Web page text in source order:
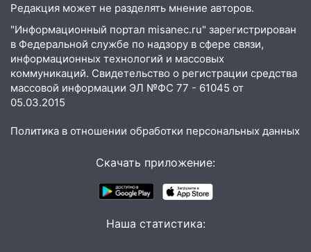
10:30
От мотофристайла до прогулки с
хаски: куда сходить в Ульяновской
области 8–9 августа
10:11 Директора ульяновской
«Нефтяной топливной компании» будут
судить за неуплату 48,4 млн рублей
09:28
Дети на дорогах: пострадали
велосипедисты, мотоциклисты и
пешеходы. Обзор крупных аварий в
Ульяновской области
домов и выстрел за водку
Редакция может не разделять мнение авторов.
"Информационный портал misanec.ru" зарегистрирован
в Федеральной службе по надзору в сфере связи,
информационных технологий и массовых
коммуникаций. Свидетельство о регистрации средства
массовой информации ЭЛ №ФС 77 - 61045 от
05.03.2015
Политика в отношении обработки персональных данных
Скачать приложение:
Наша статистика: